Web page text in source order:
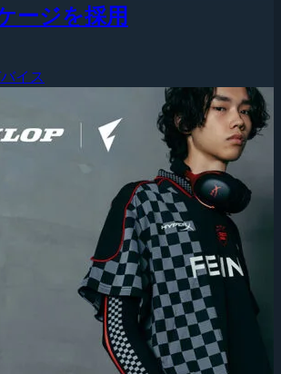
ージを採用
イス